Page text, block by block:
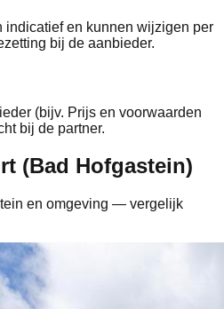
indicatief en kunnen wijzigen per
bij de aanbieder.
(bijv. Prijs en voorwaarden
bij de partner.
(Bad Hofgastein)
en omgeving — vergelijk